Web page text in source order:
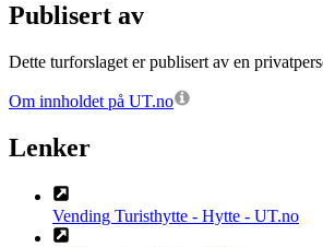
Publisert av
Dette turforslaget er publisert av en
Om innholdet på UT.no
Lenker
Vending Turisthytte - Hytte - UT.no